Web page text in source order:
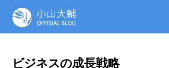
ビジネスの成長戦略